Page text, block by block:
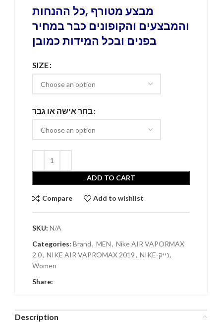
מבצע מטורף ,כל ההנחות
והמבצעים והקופונים כבר במחיר
בפנים ובכל המידות כמובן
SIZE
בחר אישה או גבר
ADD TO CART
Compare Add to wishlist
SKU: N/A
Categories: Brand, MEN, Nike AIR VAPORMAX
2.0, NIKE AIR VAPROMAX 2019, NIKE-נייק,
Women
Share:
Description